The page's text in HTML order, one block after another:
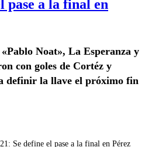
pase a la final en
Noat», La Esperanza y
con goles de Cortéz y
definir la llave el próximo fin
Se define el pase a la final en Pérez